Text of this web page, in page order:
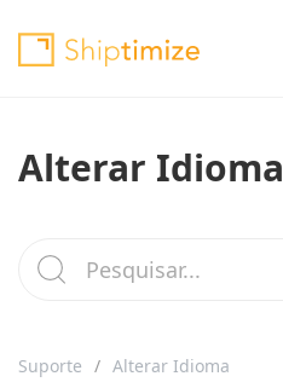
Alterar Idioma
Suporte Alterar Idioma